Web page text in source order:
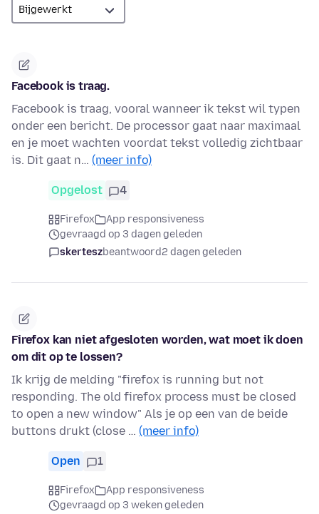
Facebook is traag.
Facebook is traag, vooral wanneer ik tekst wil typen
onder een bericht. De processor gaat naar maximaal
en je moet wachten voordat tekst volledig zichtbaar
is. Dit gaat n… (meer info)
Opgelost 4
Firefox
App responsiveness
gevraagd op 3 dagen geleden
skerteszbeantwoord2 dagen geleden
Firefox kan niet afgesloten worden, wat moet ik doen
om dit op te lossen?
Ik krijg de melding "firefox is running but not
responding. The old firefox process must be closed
to open a new window" Als je op een van de beide
buttons drukt (close … (meer info)
Open 1
Firefox
App responsiveness
gevraagd op 3 weken geleden